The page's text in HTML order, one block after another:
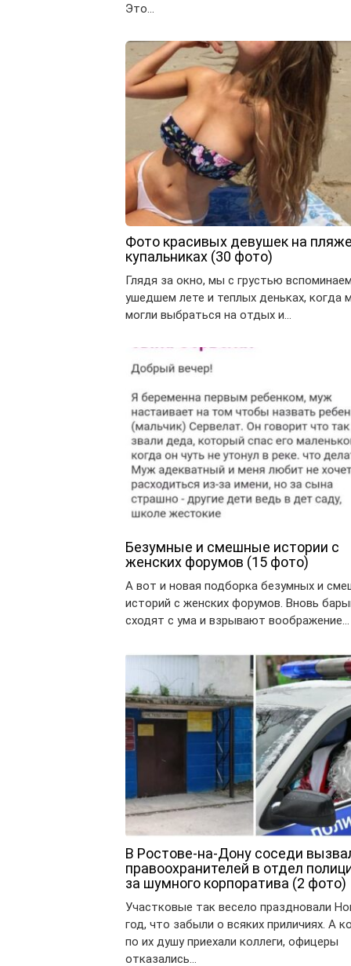
Это…
Фото красивых девушек на
купальниках (30 фото)
Глядя за окно, мы с грустью
ушедшем лете и теплых деньках, когда
могли выбраться на отдых и…
Безумные и смешные истории с
женских форумов (15 фото)
А вот и новая подборка безумных и
историй с женских форумов. Вновь
сходят с ума и взрывают воображение…
В Ростове-на-Дону соседи
правоохранителей в отдел
за шумного корпоратива (2 фото)
Участковые так весело праздновали
год, что забыли о всяких приличиях. А
по их душу приехали коллеги, офицеры
отказались…